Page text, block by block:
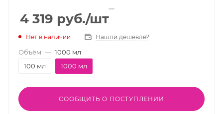
4 319 руб./шт
Нет в наличии Нашли дешевле?
Объём — 1000 мл
100 мл
1000 мл
СООБЩИТЬ О ПОСТУПЛЕНИИ